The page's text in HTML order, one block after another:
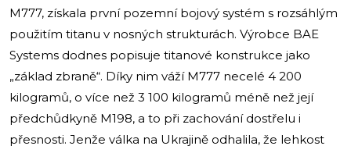
M777, získala první pozemní bojový systém s rozsáhlým
použitím titanu v nosných strukturách. Výrobce BAE
Systems dodnes popisuje titanové konstrukce jako
„základ zbraně“. Díky nim váží M777 necelé 4 200
kilogramů, o více než 3 100 kilogramů méně než její
předchůdkyně M198, a to při zachování dostřelu i
přesnosti. Jenže válka na Ukrajině odhalila, že lehkost